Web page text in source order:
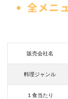
販売会社名
料理ジャンル
１食当たり